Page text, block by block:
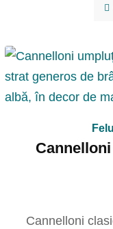
Cannelloni